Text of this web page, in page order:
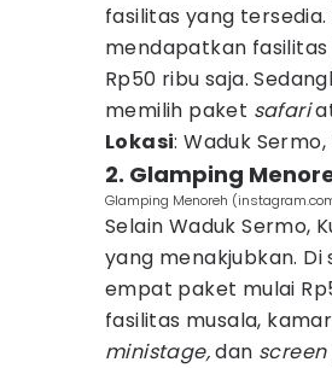
fasilitas yang
mendapatkan
Rp50 ribu saja.
memilih paket safari
Lokasi: Waduk
2. Glamping
Glamping Menoreh
Selain Waduk Sermo,
yang menakjubkan.
empat paket mulai
fasilitas musala,
ministage,dan